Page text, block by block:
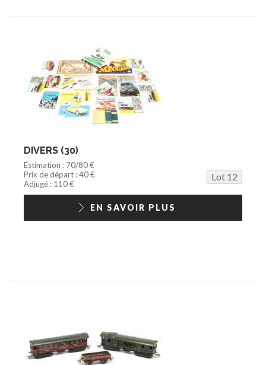
DIVERS (30)
Estimation : 70/80 €
Prix de départ : 40 €
Lot 12
Adjugé : 110 €
EN SAVOIR PLUS